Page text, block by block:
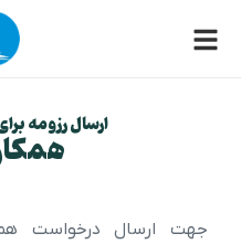
ارسال رزومه
جهت ارسال درخواست